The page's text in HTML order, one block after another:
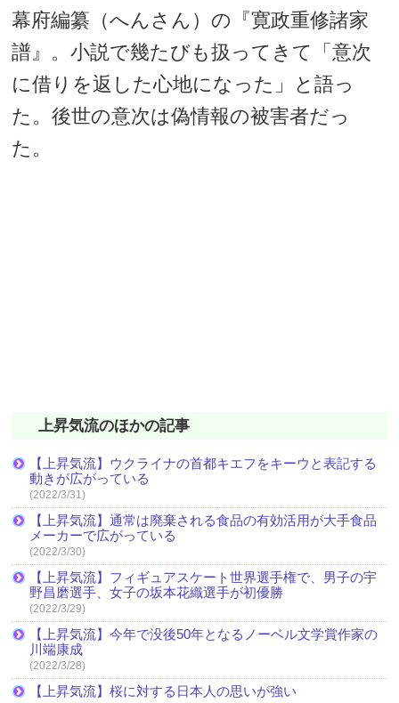
幕府編纂（へんさん）の『寛政重修諸家
譜』。小説で幾たびも扱ってきて「意次
に借りを返した心地になった」と語っ
た。後世の意次は偽情報の被害者だっ
た。
上昇気流のほかの記事
【上昇気流】ウクライナの首都キエフをキーウと表記する
動きが広がっている
(2022/3/31)
【上昇気流】通常は廃棄される食品の有効活用が大手食品
メーカーで広がっている
(2022/3/30)
【上昇気流】フィギュアスケート世界選手権で、男子の宇
野昌磨選手、女子の坂本花織選手が初優勝
(2022/3/29)
【上昇気流】今年で没後50年となるノーベル文学賞作家の
川端康成
(2022/3/28)
【上昇気流】桜に対する日本人の思いが強い